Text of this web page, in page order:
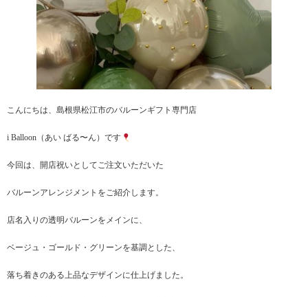
こんにちは、島根県松江市のバルーンギフト専門店
i Balloon（あい ばる〜ん）です
今回は、開店祝いとしてご注文いただいた
バルーンアレンジメントをご紹介します。
店名入りの透明バルーンをメインに、
ベージュ・ゴールド・グリーンを基調とした、
落ち着きのある上品なデザインに仕上げました。